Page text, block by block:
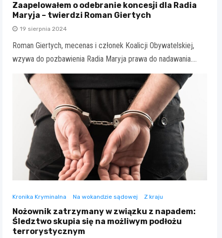
Zaapelowałem o odebranie koncesji dla Radia
Maryja – twierdzi Roman Giertych
19 sierpnia 2024
Roman Giertych, mecenas i członek Koalicji Obywatelskiej,
wzywa do pozbawienia Radia Maryja prawa do nadawania.…
Kronika Kryminalna Na wokandzie sądowej Z kraju
Nożownik zatrzymany w związku z napadem:
Śledztwo skupia się na możliwym podłożu
terrorystycznym